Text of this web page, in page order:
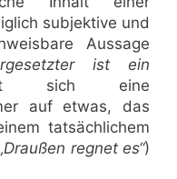
subjektive und
Aussage
ist ein
sich eine
auf etwas, das
tatsächlichem
regnet es“)